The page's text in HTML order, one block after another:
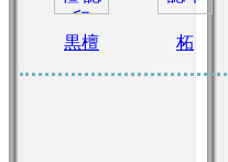
黒檀 柘